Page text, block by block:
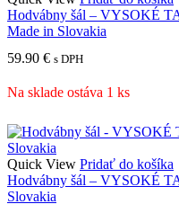
Hodvábny šál – VYSOKÉ
Made in Slovakia
59.90 € s DPH
Na sklade ostáva 1 ks
Quick View Pridať do košíka
Hodvábny šál – VYSOKÉ
Slovakia